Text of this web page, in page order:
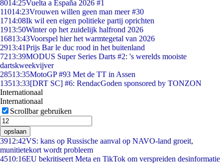
8014:25Vuelta a España 2026 #1
11014:23Vrouwen willen geen man meer #30
1714:08Ik wil een eigen politieke partij oprichten
1913:50Winter op het zuidelijk halfrond 2026
16813:43Voorspel hier het warmtegetal van 2026
2913:41Prijs Bar le duc rood in het buitenland
7213:39MODUS Super Series Darts #2: 's werelds mooiste
dartskweekvijver
28513:35MotoGP #93 Met de TT in Assen
13513:33[DRT SC] #6: RendacGoden sponsored by TONZON
Internationaal
Internationaal
Scrollbar gebruiken
opslaan
3912:42VS: kans op Russische aanval op NAVO-land groeit,
munitietekort wordt probleem
4510:16EU bekritiseert Meta en TikTok om verspreiden desinformatie